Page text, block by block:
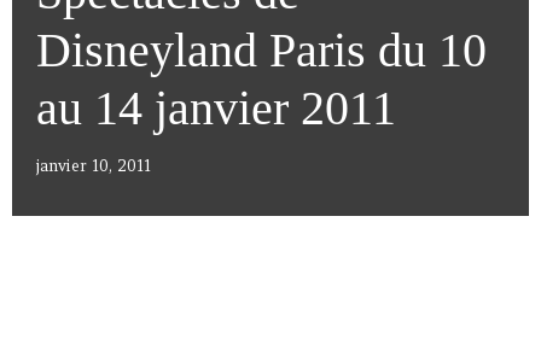
Disneyland Paris du 10
au 14 janvier 2011
janvier 10, 2011